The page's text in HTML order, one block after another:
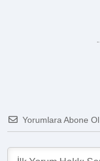
Yorumlara Abone Ol